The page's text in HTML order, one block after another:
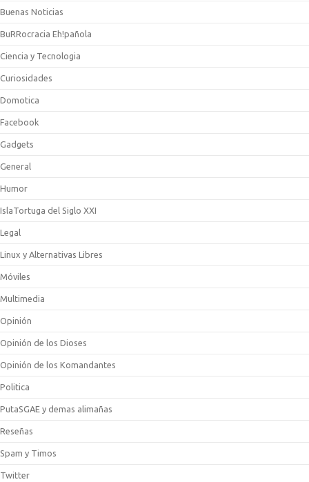
Buenas Noticias
BuRRocracia Eh!pañola
Ciencia y Tecnologia
Curiosidades
Domotica
Facebook
Gadgets
General
Humor
IslaTortuga del Siglo XXI
Legal
Linux y Alternativas Libres
Móviles
Multimedia
Opinión
Opinión de los Dioses
Opinión de los Komandantes
Politica
PutaSGAE y demas alimañas
Reseñas
Spam y Timos
Twitter